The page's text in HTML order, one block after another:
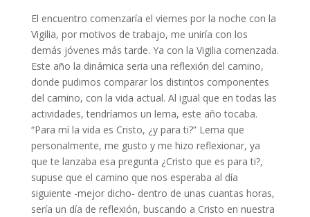
El encuentro comenzaría el viernes por la noche con la
Vigilia, por motivos de trabajo, me uniría con los
demás jóvenes más tarde. Ya con la Vigilia comenzada.
Este año la dinámica seria una reflexión del camino,
donde pudimos comparar los distintos componentes
del camino, con la vida actual. Al igual que en todas las
actividades, tendríamos un lema, este año tocaba.
“Para mí la vida es Cristo, ¿y para ti?” Lema que
personalmente, me gusto y me hizo reflexionar, ya
que te lanzaba esa pregunta ¿Cristo que es para ti?,
supuse que el camino que nos esperaba al día
siguiente -mejor dicho- dentro de unas cuantas horas,
sería un día de reflexión, buscando a Cristo en nuestra